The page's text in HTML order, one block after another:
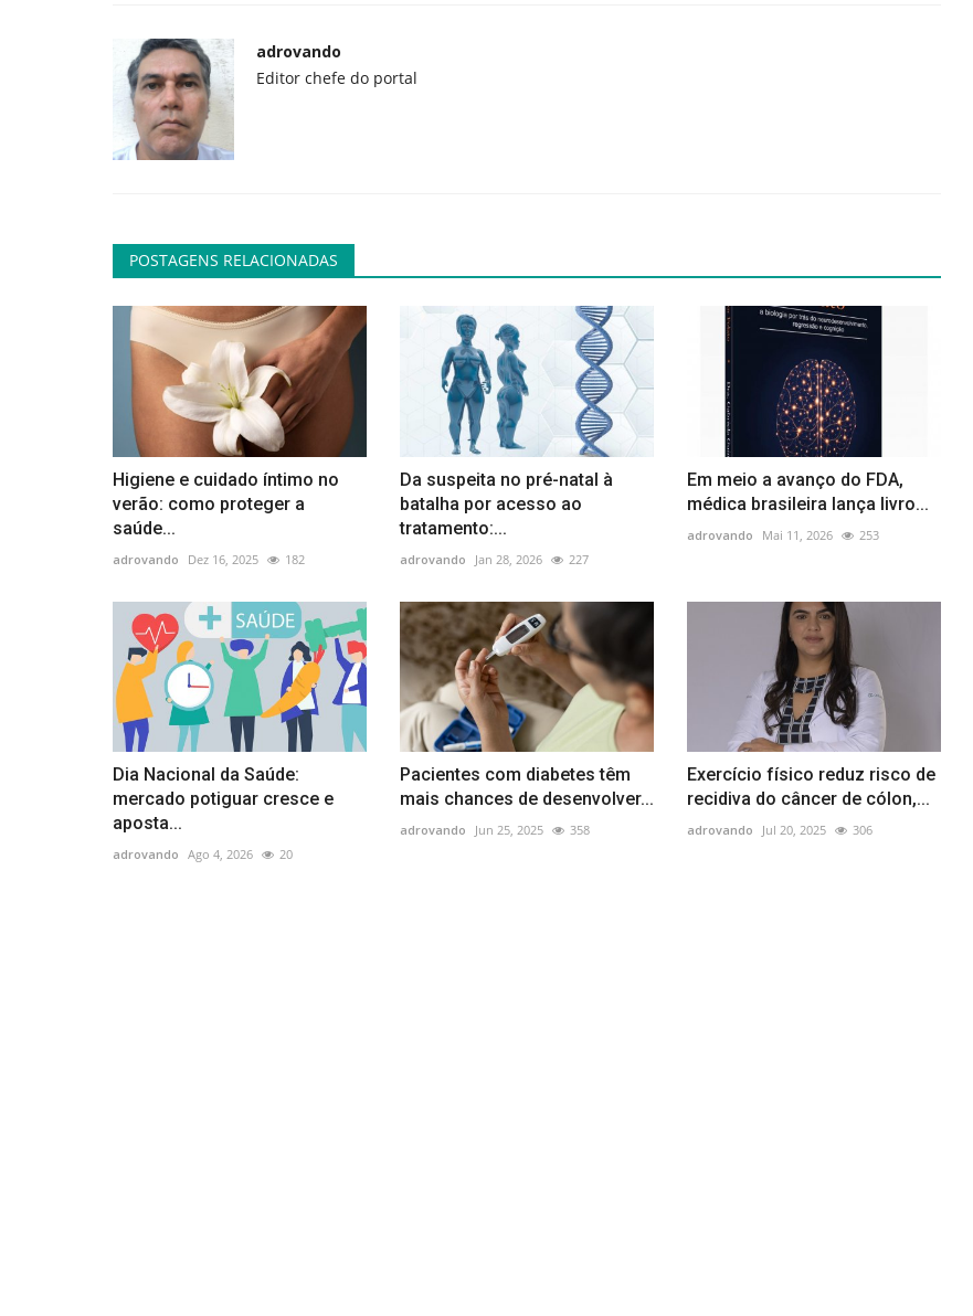
adrovando
Editor chefe do portal
POSTAGENS RELACIONADAS
Higiene e cuidado íntimo no
verão: como proteger a
saúde...
adrovando Dez 16, 2025 182
Da suspeita no pré-natal à
batalha por acesso ao
tratamento:...
adrovando Jan 28, 2026 227
Em meio a avanço do FDA,
médica brasileira lança livro...
adrovando Mai 11, 2026 253
Dia Nacional da Saúde:
mercado potiguar cresce e
aposta...
adrovando Ago 4, 2026 20
Pacientes com diabetes têm
mais chances de desenvolver...
adrovando Jun 25, 2025 358
Exercício físico reduz risco de
recidiva do câncer de cólon,...
adrovando Jul 20, 2025 306
Como fugir do Google?
adrovando